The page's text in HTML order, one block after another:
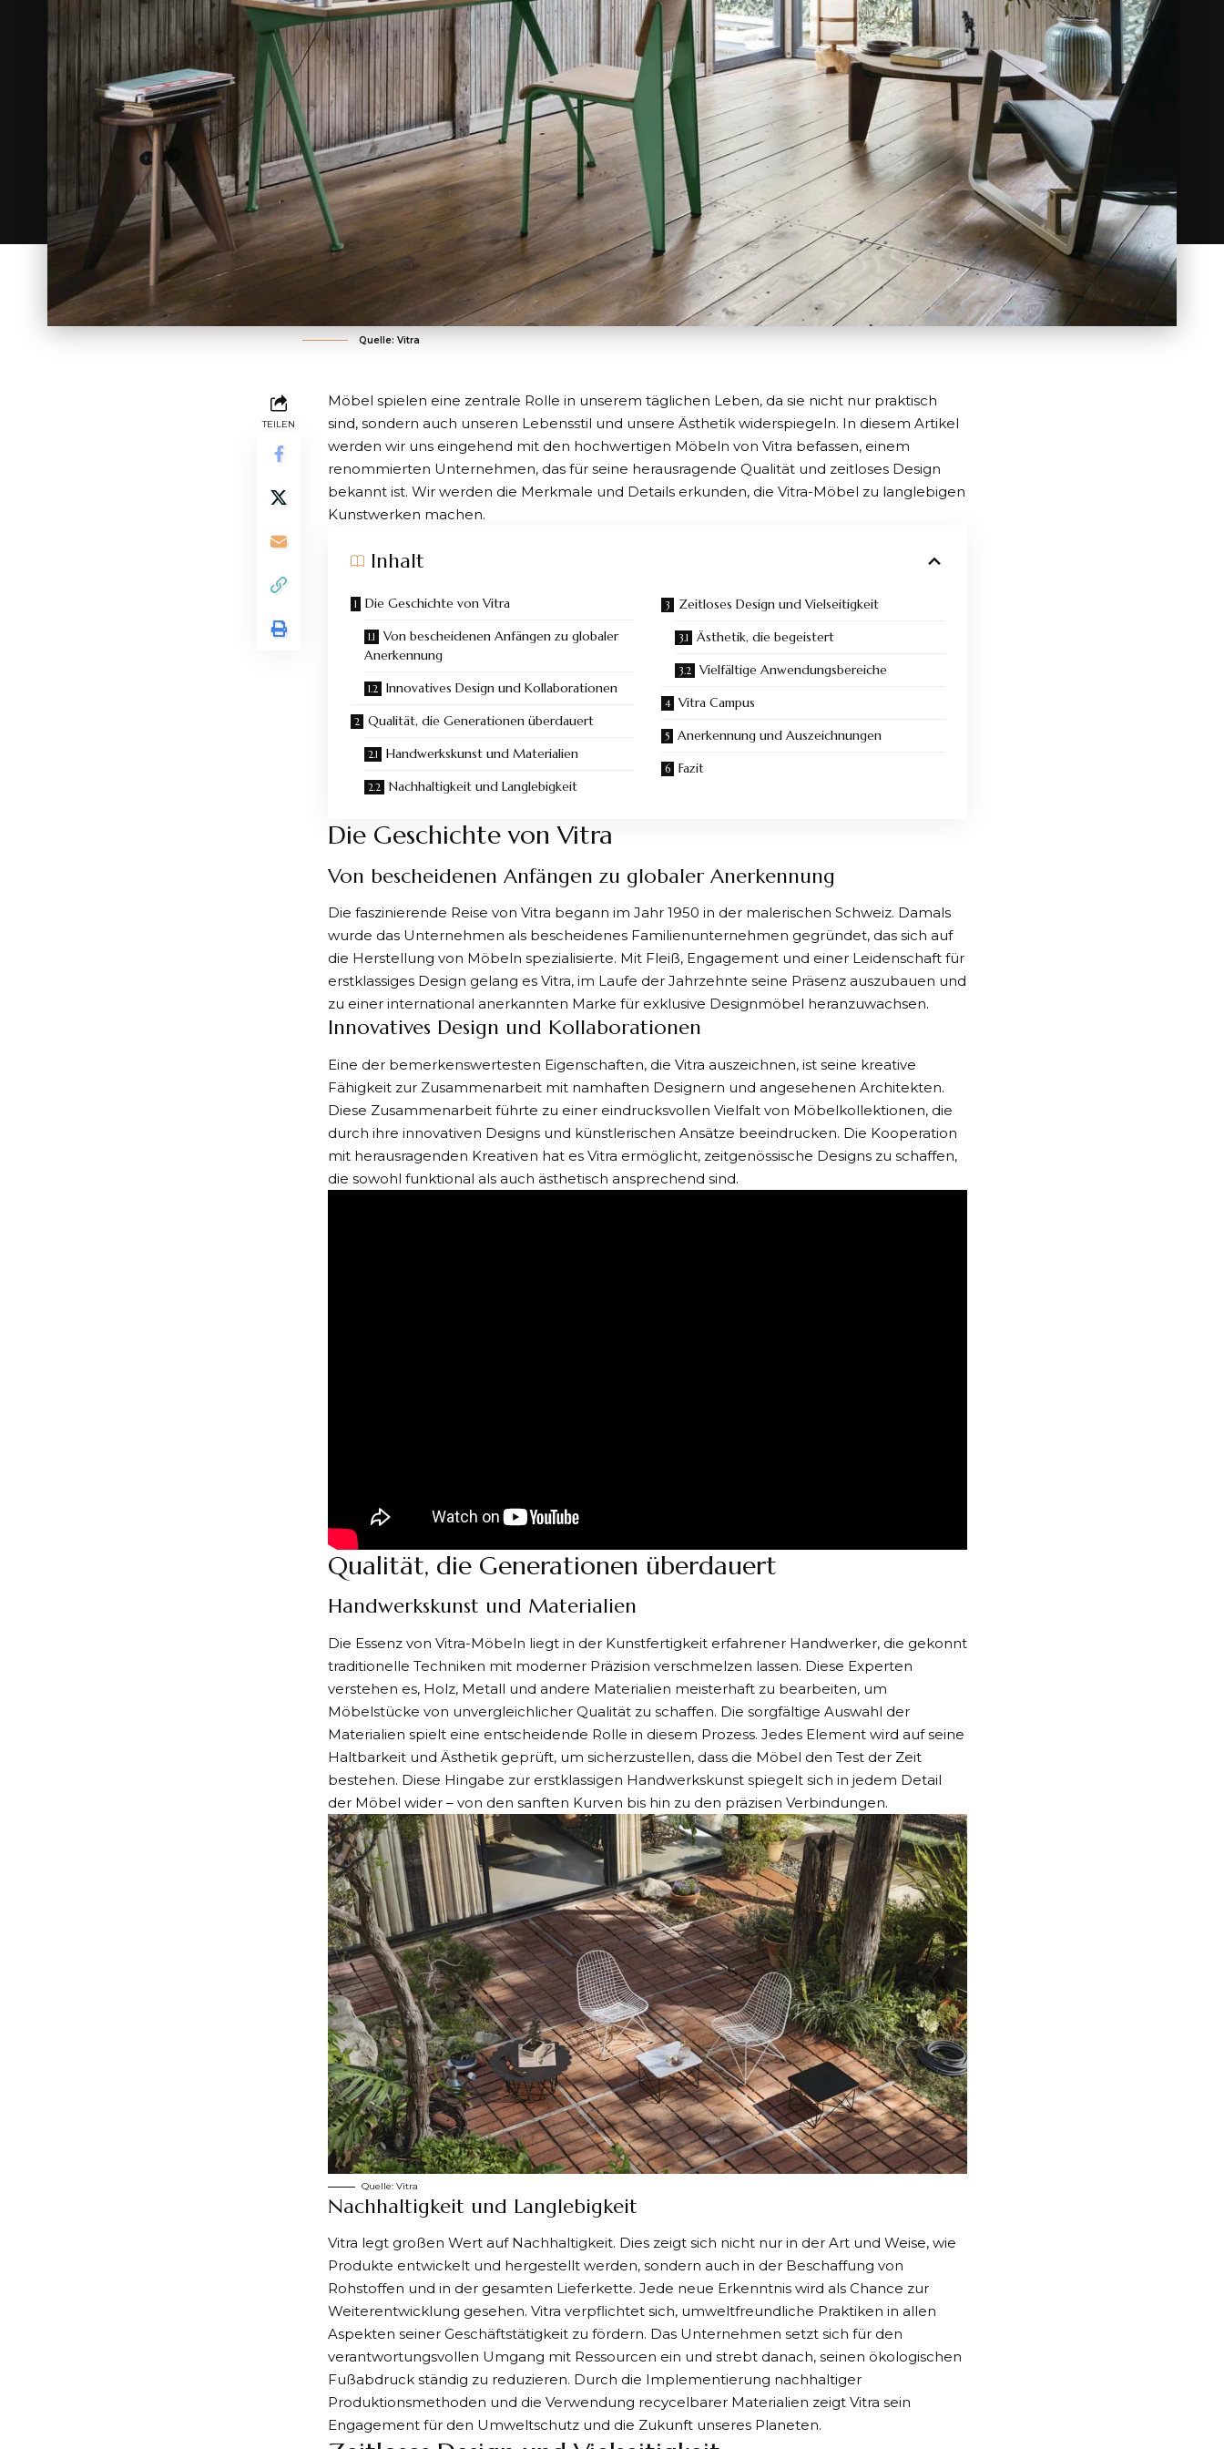
Quelle: Vitra
TEILEN
Möbel spielen eine zentrale Rolle in unserem täglichen Leben, da sie nicht nur praktisch
sind, sondern auch unseren Lebensstil und unsere Ästhetik widerspiegeln. In diesem Artikel
werden wir uns eingehend mit den hochwertigen Möbeln von Vitra befassen, einem
renommierten Unternehmen, das für seine herausragende Qualität und zeitloses Design
bekannt ist. Wir werden die Merkmale und Details erkunden, die Vitra-Möbel zu langlebigen
Kunstwerken machen.
Inhalt
Die Geschichte von Vitra
Von bescheidenen Anfängen zu globaler
Anerkennung
Innovatives Design und Kollaborationen
Qualität, die Generationen überdauert
Handwerkskunst und Materialien
Nachhaltigkeit und Langlebigkeit
Zeitloses Design und Vielseitigkeit
Ästhetik, die begeistert
Vielfältige Anwendungsbereiche
Vitra Campus
Anerkennung und Auszeichnungen
Fazit
Die Geschichte von Vitra
Von bescheidenen Anfängen zu globaler Anerkennung
Die faszinierende Reise von Vitra begann im Jahr 1950 in der malerischen Schweiz. Damals
wurde das Unternehmen als bescheidenes Familienunternehmen gegründet, das sich auf
die Herstellung von Möbeln spezialisierte. Mit Fleiß, Engagement und einer Leidenschaft für
erstklassiges Design gelang es Vitra, im Laufe der Jahrzehnte seine Präsenz auszubauen und
zu einer international anerkannten Marke für exklusive Designmöbel heranzuwachsen.
Innovatives Design und Kollaborationen
Eine der bemerkenswertesten Eigenschaften, die Vitra auszeichnen, ist seine kreative
Fähigkeit zur Zusammenarbeit mit namhaften Designern und angesehenen Architekten.
Diese Zusammenarbeit führte zu einer eindrucksvollen Vielfalt von Möbelkollektionen, die
durch ihre innovativen Designs und künstlerischen Ansätze beeindrucken. Die Kooperation
mit herausragenden Kreativen hat es Vitra ermöglicht, zeitgenössische Designs zu schaffen,
die sowohl funktional als auch ästhetisch ansprechend sind.
Qualität, die Generationen überdauert
Handwerkskunst und Materialien
Die Essenz von Vitra-Möbeln liegt in der Kunstfertigkeit erfahrener Handwerker, die gekonnt
traditionelle Techniken mit moderner Präzision verschmelzen lassen. Diese Experten
verstehen es, Holz, Metall und andere Materialien meisterhaft zu bearbeiten, um
Möbelstücke von unvergleichlicher Qualität zu schaffen. Die sorgfältige Auswahl der
Materialien spielt eine entscheidende Rolle in diesem Prozess. Jedes Element wird auf seine
Haltbarkeit und Ästhetik geprüft, um sicherzustellen, dass die Möbel den Test der Zeit
bestehen. Diese Hingabe zur erstklassigen Handwerkskunst spiegelt sich in jedem Detail
der Möbel wider – von den sanften Kurven bis hin zu den präzisen Verbindungen.
Quelle: Vitra
Nachhaltigkeit und Langlebigkeit
Vitra legt großen Wert auf Nachhaltigkeit. Dies zeigt sich nicht nur in der Art und Weise, wie
Produkte entwickelt und hergestellt werden, sondern auch in der Beschaffung von
Rohstoffen und in der gesamten Lieferkette. Jede neue Erkenntnis wird als Chance zur
Weiterentwicklung gesehen. Vitra verpflichtet sich, umweltfreundliche Praktiken in allen
Aspekten seiner Geschäftstätigkeit zu fördern. Das Unternehmen setzt sich für den
verantwortungsvollen Umgang mit Ressourcen ein und strebt danach, seinen ökologischen
Fußabdruck ständig zu reduzieren. Durch die Implementierung nachhaltiger
Produktionsmethoden und die Verwendung recycelbarer Materialien zeigt Vitra sein
Engagement für den Umweltschutz und die Zukunft unseres Planeten.